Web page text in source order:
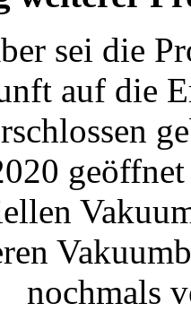
sei die
auf die
nochmals